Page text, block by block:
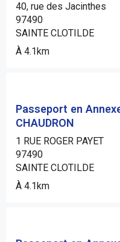
40, rue des Jacinthes
97490
SAINTE CLOTILDE
À 4.1km
Passeport en
CHAUDRON
1 RUE ROGER PAYET
97490
SAINTE CLOTILDE
À 4.1km